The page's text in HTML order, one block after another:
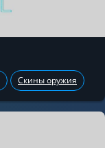
Скины оружия